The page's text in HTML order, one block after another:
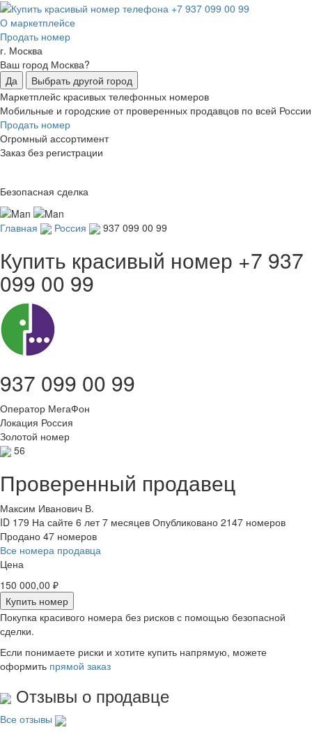
О маркетплейсе
Продать номер
г. Москва
Ваш город Москва?
Да
Выбрать другой город
Маркетплейс красивых телефонных номеров
Мобильные и городские от проверенных продавцов по всей России
Продать номер
Огромный ассортимент
Заказ без регистрации
Безопасная сделка
Главная Россия 937 099 00 99
Купить красивый номер +7 937
099 00 99
937 099 00 99
Оператор МегаФон
Локация Россия
Золотой номер
56
Проверенный продавец
Максим Иванович В.
ID 179 На сайте 6 лет 7 месяцев Опубликовано 2147 номеров
Продано 47 номеров
Все номера продавца
Цена
150 000,00 ₽
Купить номер
Покупка красивого номера без рисков с помощью безопасной
сделки.
Если понимаете риски и хотите купить напрямую, можете
оформить прямой заказ
Отзывы о продавце
Все отзывы